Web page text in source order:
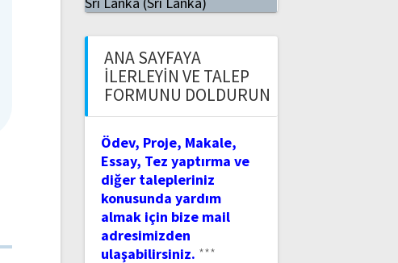
ANA SAYFAYA
İLERLEYIN VE TALEP
FORMUNU DOLDURUN
Ödev, Proje, Makale,
Essay, Tez yaptırma ve
diğer talepleriniz
konusunda yardım
almak için bize mail
adresimizden
ulaşabilirsiniz. ***